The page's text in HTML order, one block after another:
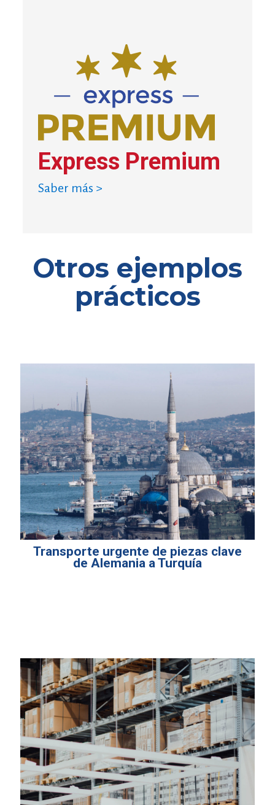
Express Premium
Saber más >
Otros ejemplos
prácticos
Transporte urgente de piezas clave
de Alemania a Turquía